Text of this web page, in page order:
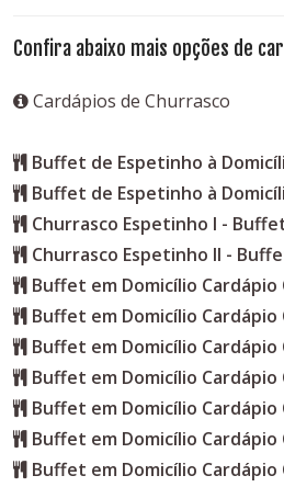
Confira abaixo mais opções de
Cardápios de Churrasco
Buffet de Espetinho à
Buffet de Espetinho à
Churrasco Espetinho I -
Churrasco Espetinho II -
Buffet em Domicílio
Buffet em Domicílio Cardápio
Buffet em Domicílio Cardápio
Buffet em Domicílio
Buffet em Domicílio Cardápio
Buffet em Domicílio Cardápio
Buffet em Domicílio